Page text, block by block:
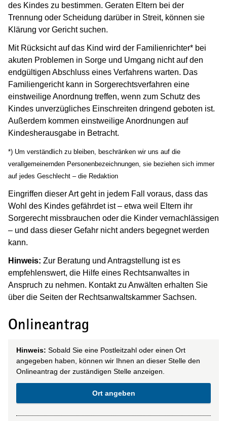
des Kindes zu bestimmen. Geraten Eltern bei der
Trennung oder Scheidung darüber in Streit, können sie
Klärung vor Gericht suchen.
Mit Rücksicht auf das Kind wird der Familienrichter* bei
akuten Problemen in Sorge und Umgang nicht auf den
endgültigen Abschluss eines Verfahrens warten. Das
Familiengericht kann in Sorgerechtsverfahren eine
einstweilige Anordnung treffen, wenn zum Schutz des
Kindes unverzügliches Einschreiten dringend geboten ist.
Außerdem kommen einstweilige Anordnungen auf
Kindesherausgabe in Betracht.
*) Um verständlich zu bleiben, beschränken wir uns auf die
verallgemeinernden Personenbezeichnungen, sie beziehen sich immer
auf jedes Geschlecht – die Redaktion
Eingriffen dieser Art geht in jedem Fall voraus, dass das
Wohl des Kindes gefährdet ist – etwa weil Eltern ihr
Sorgerecht missbrauchen oder die Kinder vernachlässigen
– und dass dieser Gefahr nicht anders begegnet werden
kann.
Hinweis: Zur Beratung und Antragstellung ist es
empfehlenswert, die Hilfe eines Rechtsanwaltes in
Anspruch zu nehmen. Kontakt zu Anwälten erhalten Sie
über die Seiten der Rechtsanwaltskammer Sachsen.
Onlineantrag
Hinweis: Sobald Sie eine Postleitzahl oder einen Ort
angegeben haben, können wir Ihnen an dieser Stelle den
Onlineantrag der zuständigen Stelle anzeigen.
Ort angeben